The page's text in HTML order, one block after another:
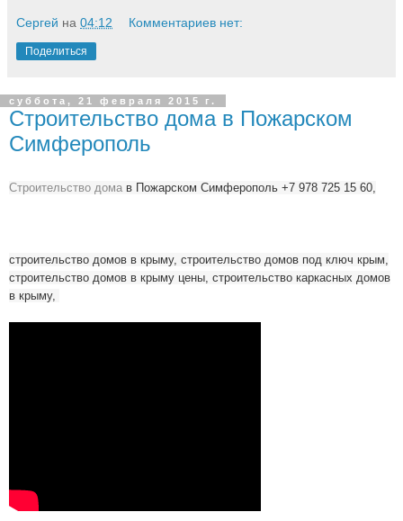
Сергей на 04:12 Комментариев нет:
Поделиться
суббота, 21 февраля 2015 г.
Строительство дома в Пожарском
Симферополь
Строительство дома в Пожарском Симферополь +7 978 725 15 60,
строительство домов в крыму, строительство домов под ключ крым,
строительство домов в крыму цены, строительство каркасных домов
в крыму,